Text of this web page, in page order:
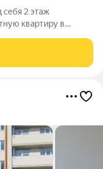
квартиру в
Это жилье станет